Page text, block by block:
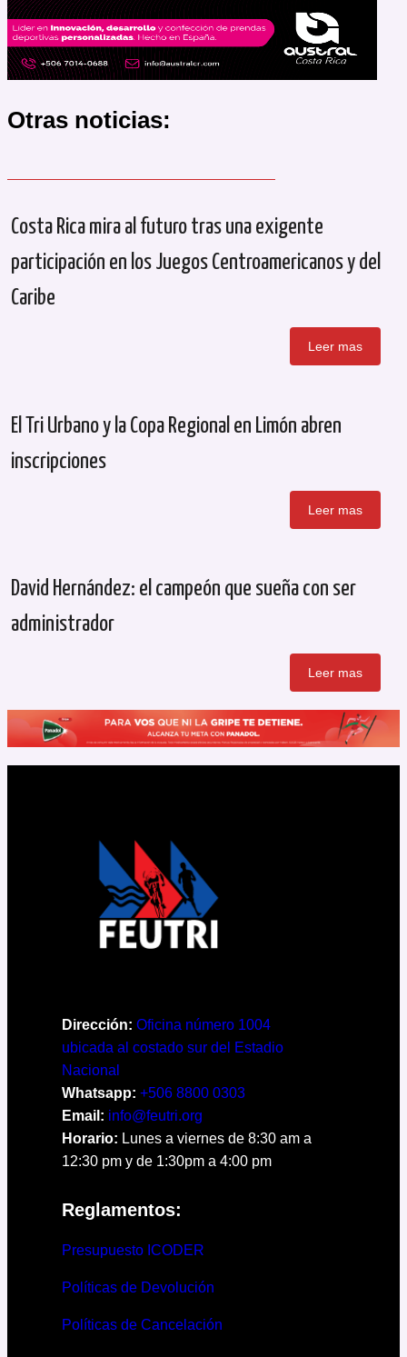
Otras noticias:
Costa Rica mira al futuro tras una exigente
participación en los Juegos Centroamericanos y del
Caribe
Leer mas
El Tri Urbano y la Copa Regional en Limón abren
inscripciones
Leer mas
David Hernández: el campeón que sueña con ser
administrador
Leer mas
Dirección: Oficina número 1004
ubicada al costado sur del Estadio
Nacional
Whatsapp: +506 8800 0303
Email: info@feutri.org
Horario: Lunes a viernes de 8:30 am a
12:30 pm y de 1:30pm a 4:00 pm
Reglamentos:
Presupuesto ICODER
Políticas de Devolución
Políticas de Cancelación